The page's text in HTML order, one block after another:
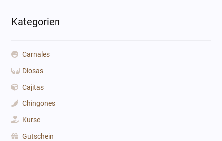
Kategorien
Carnales
Diosas
Cajitas
Chingones
Kurse
Gutschein